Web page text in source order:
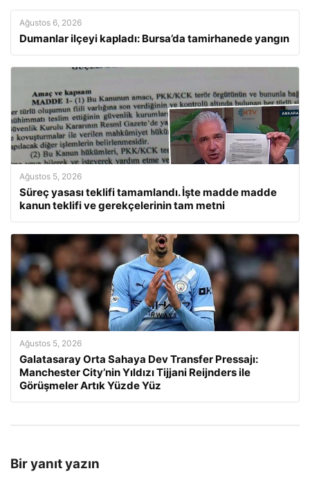
Ağustos 6, 2026
Dumanlar ilçeyi kapladı: Bursa’da tamirhanede yangın
Ağustos 5, 2026
Süreç yasası teklifi tamamlandı. İşte madde madde
kanun teklifi ve gerekçelerinin tam metni
Ağustos 5, 2026
Galatasaray Orta Sahaya Dev Transfer Pressajı:
Manchester City’nin Yıldızı Tijjani Reijnders ile
Görüşmeler Artık Yüzde Yüz
Bir yanıt yazın